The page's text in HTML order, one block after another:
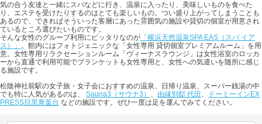
気の合う友達と一緒にスパなどに行き、温泉に入ったり、美味しいものを食べた
り、エステを受けたりするのはとても楽しいもの。つい盛り上がってしまうことも
あるので、できればそういった客層にあった雰囲気の施設や貸切の個室が用意され
ているところ選びたいものです。
そんな女性のグループ利用にピッタリなのが 「横浜天然温泉SPA EAS（スパ イア
ス）」 。館内にはフォトジェニックな「女性専用 貸切個室プレミアムルーム」を用
意。女性専用リラクセーションルーム「ヴィーナスラウンジ」は女性浴室のロッカ
ーから直通で利用可能でブランケットも女性専用と、女性への気遣いを随所に感じ
る施設です。
松陰神社前駅の女子旅・女子会におすすめの温泉、日帰り温泉、スーパー銭湯の中
でも特に人気があるのは、 Sauna3（サウナ3） 、 由縁別邸 代田 、
ドーミーインEX
PRESS目黒青葉台 などの施設です。ぜひ一度は足を運んでみてください。